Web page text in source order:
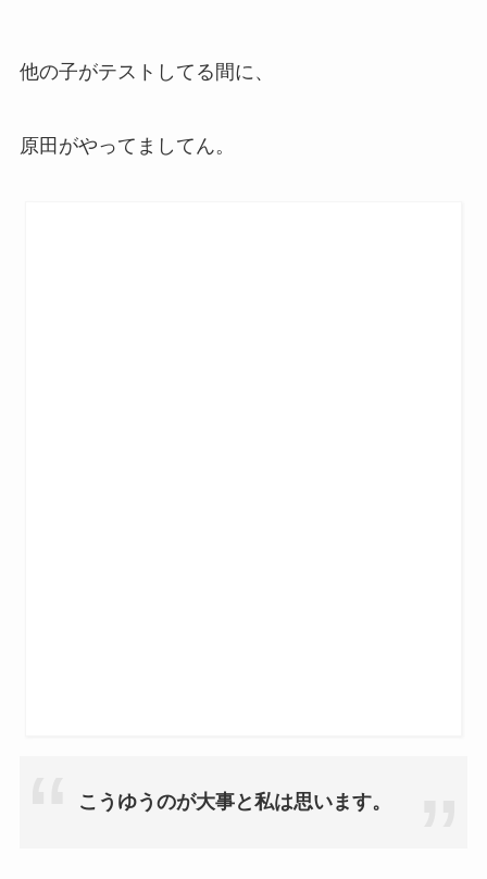
他の子がテストしてる間に、
原田がやってましてん。
こうゆうのが大事と私は思います。